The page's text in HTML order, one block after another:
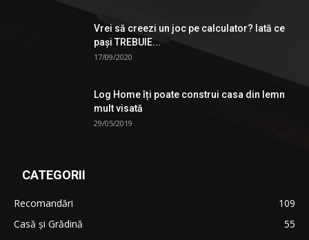
Vrei să creezi un joc pe calculator? Iată ce
pași TREBUIE...
17/09/2020
Log Home îți poate construi casa din lemn
mult visată
29/05/2019
CATEGORII
Recomandări
109
Casă şi Grădină
55